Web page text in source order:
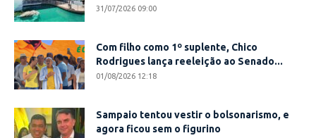
31/07/2026 09:00
Com filho como 1º suplente, Chico
Rodrigues lança reeleição ao Senado...
01/08/2026 12:18
Sampaio tentou vestir o bolsonarismo, e
agora ficou sem o figurino